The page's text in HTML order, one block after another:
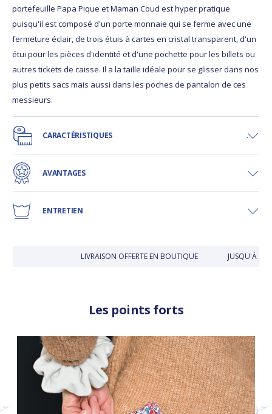
portefeuille Papa Pique et Maman Coud est hyper pratique
puisqu'il est composé d'un porte monnaie qui se ferme avec une
fermeture éclair, de trois étuis à cartes en cristal transparent, d'un
étui pour les pièces d'identité et d'une pochette pour les billets ou
autres tickets de caisse. Il a la taille idéale pour se glisser dans nos
plus petits sacs mais aussi dans les poches de pantalon de ces
messieurs.
CARACTÉRISTIQUES
AVANTAGES
ENTRETIEN
LIVRAISON OFFERTE EN BOUTIQUE JUSQU'À 30
Les points forts